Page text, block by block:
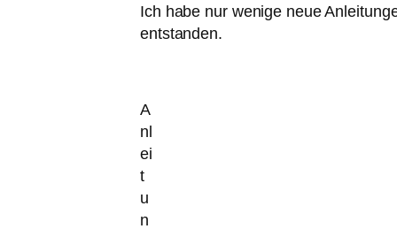
Ich habe nur wenige neue
entstanden.
A
nl
ei
t
u
n